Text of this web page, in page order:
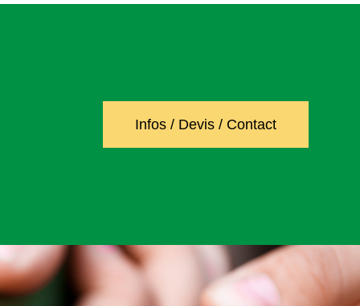
Infos / Devis / Contact